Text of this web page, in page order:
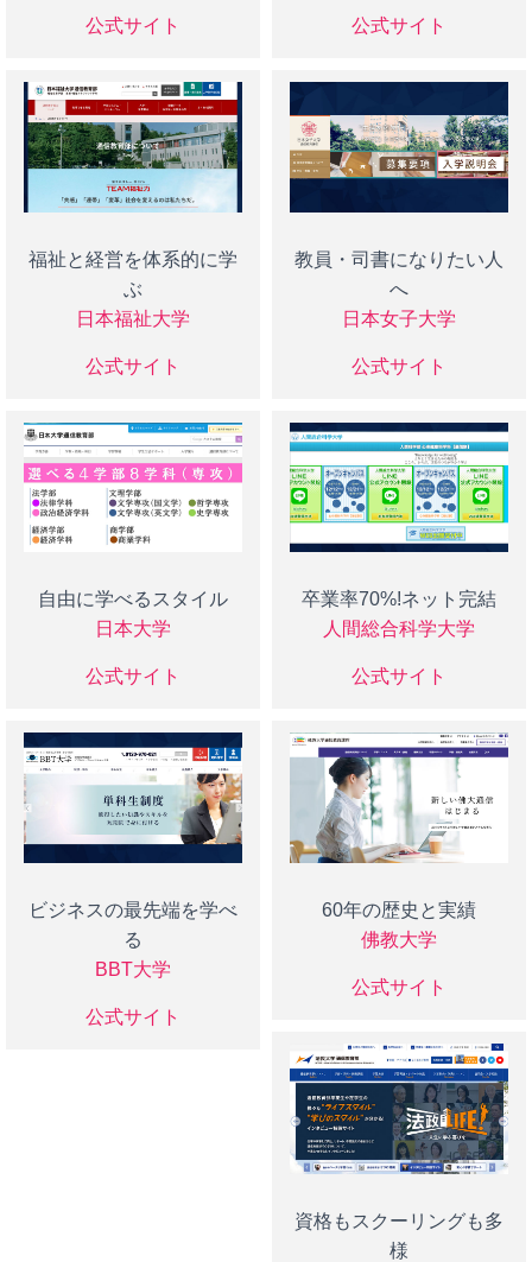
公式サイト 公式サイト
福祉と経営を体系的に学
ぶ
日本福祉大学
公式サイト
教員・司書になりたい人
へ
日本女子大学
公式サイト
自由に学べるスタイル
日本大学
公式サイト
卒業率70%!ネット完結
人間総合科学大学
公式サイト
ビジネスの最先端を学べ
る
BBT大学
公式サイト
60年の歴史と実績
佛教大学
公式サイト
資格もスクーリングも多
様